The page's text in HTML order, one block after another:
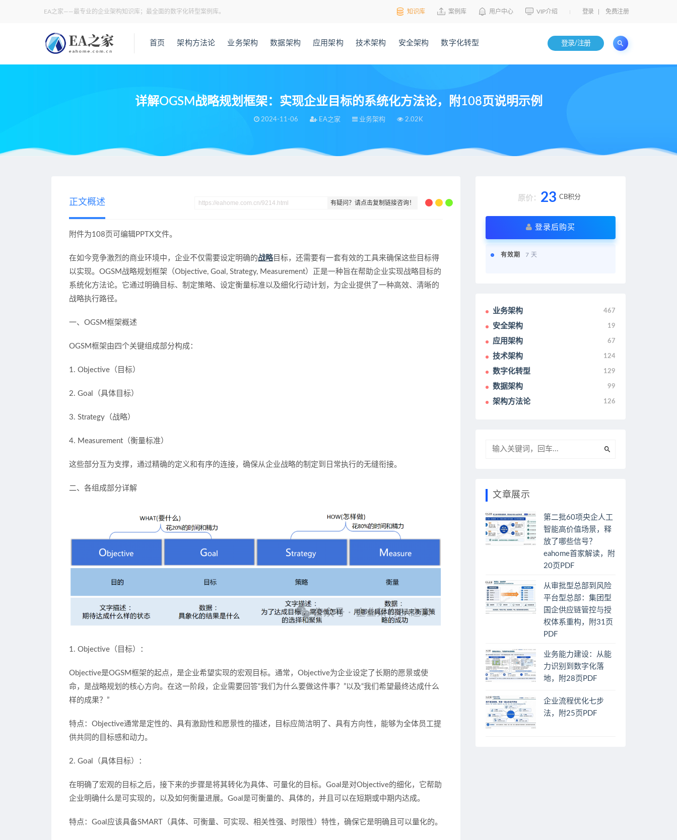
EA之家——最专业的企业架构知识库；最全面的数字化转型案例库。 知识库 案例库 用户中心 VIP介绍 登录 免费注册
首页 架构方法论 业务架构 数据架构 应用架构 技术架构 安全架构 数字化转型 登录/注册
详解OGSM战略规划框架：实现企业目标的系统化方法论，附108页说明示例
2024-11-06 EA之家 业务架构 2.02K
当前位置： 业务架构 > 详解OGSM战略规划框架：实现企业目标的系统化方法论，附108页说明示例
有疑问？请点击复制链接咨询！
正文概述
附件为108页可编辑PPTX文件。
在如今竞争激烈的商业环境中，企业不仅需要设定明确的战略目标，还需要有一套有效的工具来确保这些目标得
以实现。OGSM战略规划框架（Objective, Goal, Strategy, Measurement）正是一种旨在帮助企业实现战略目标的
系统化方法论。它通过明确目标、制定策略、设定衡量标准以及细化行动计划，为企业提供了一种高效、清晰的
战略执行路径。
一、OGSM框架概述
OGSM框架由四个关键组成部分构成：
1. Objective（目标）
2. Goal（具体目标）
3. Strategy（战略）
4. Measurement（衡量标准）
这些部分互为支撑，通过精确的定义和有序的连接，确保从企业战略的制定到日常执行的无缝衔接。
二、各组成部分详解
1. Objective（目标）：
Objective是OGSM框架的起点，是企业希望实现的宏观目标。通常，Objective为企业设定了长期的愿景或使
命，是战略规划的核心方向。在这一阶段，企业需要回答“我们为什么要做这件事？”以及“我们希望最终达成什么
样的成果？”
特点：Objective通常是定性的、具有激励性和愿景性的描述，目标应简洁明了、具有方向性，能够为全体员工提
供共同的目标感和动力。
2. Goal（具体目标）：
在明确了宏观的目标之后，接下来的步骤是将其转化为具体、可量化的目标。Goal是对Objective的细化，它帮助
企业明确什么是可实现的，以及如何衡量进展。Goal是可衡量的、具体的，并且可以在短期或中期内达成。
特点：Goal应该具备SMART（具体、可衡量、可实现、相关性强、时限性）特性，确保它是明确且可以量化的。
原价： 23 CB积分
登录后购买
有效期 7 天
业务架构 467
安全架构 19
应用架构 67
技术架构 124
数字化转型 129
数据架构 99
架构方法论 126
文章展示
第二批60项央企人工
智能高价值场景，释
放了哪些信号？
eahome首家解读，附
20页PDF
从审批型总部到风险
平台型总部：集团型
国企供应链管控与授
权体系重构，附31页
PDF
业务能力建设：从能
力识别到数字化落
地，附28页PDF
企业流程优化七步
法，附25页PDF